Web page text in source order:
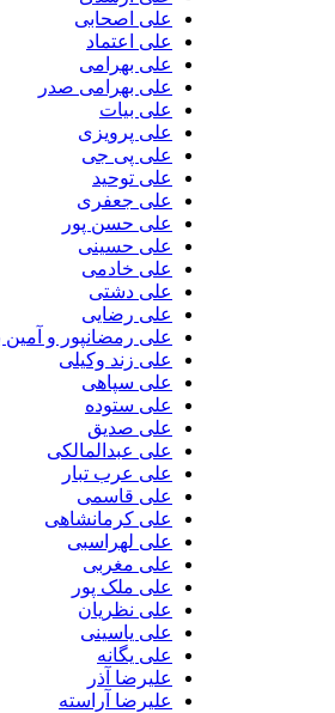
علی اصحابی
علی اعتماد
علی بهرامی
علی بهرامی صدر
علی بیات
علی پرویزی
علی پی جی
علی توحید
علی جعفری
علی حسن پور
علی حسینی
علی خادمی
علی دشتی
علی رضایی
علی رمضانپور و آمین بند
علی زند وکیلی
علی سپاهی
علی ستوده
علی صدیق
علی عبدالمالکی
علی عرب تبار
علی قاسمی
علی کرمانشاهی
علی لهراسبی
علی مغربی
علی ملک پور
علی نظریان
علی یاسینی
علی یگانه
علیرضا آذر
علیرضا آراسته